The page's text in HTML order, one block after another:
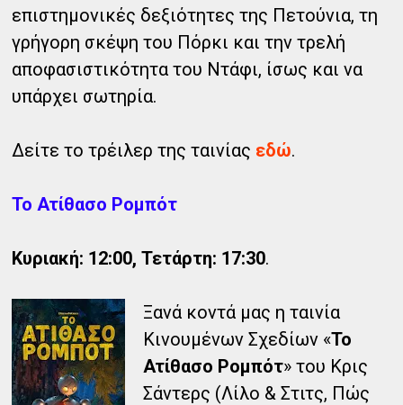
επιστημονικές δεξιότητες της Πετούνια, τη
γρήγορη σκέψη του Πόρκι και την τρελή
αποφασιστικότητα του Ντάφι, ίσως και να
υπάρχει σωτηρία.
Δείτε το τρέιλερ της ταινίας εδώ.
Το Ατίθασο Ρομπότ
Κυριακή: 12:00, Τετάρτη: 17:30.
Ξανά κοντά μας η ταινία
Κινουμένων Σχεδίων «Το
Ατίθασο Ρομπότ» του Κρις
Σάντερς (Λίλο & Στιτς, Πώς